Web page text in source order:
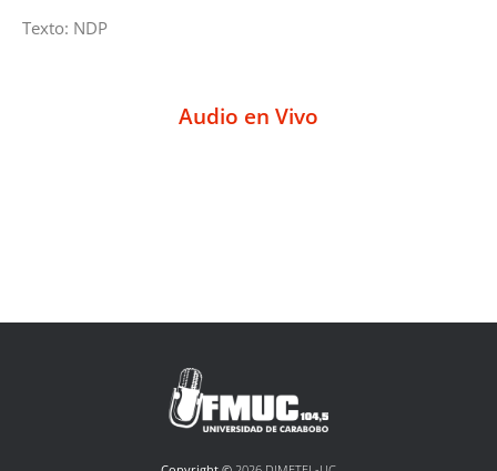
Texto: NDP
Audio en Vivo